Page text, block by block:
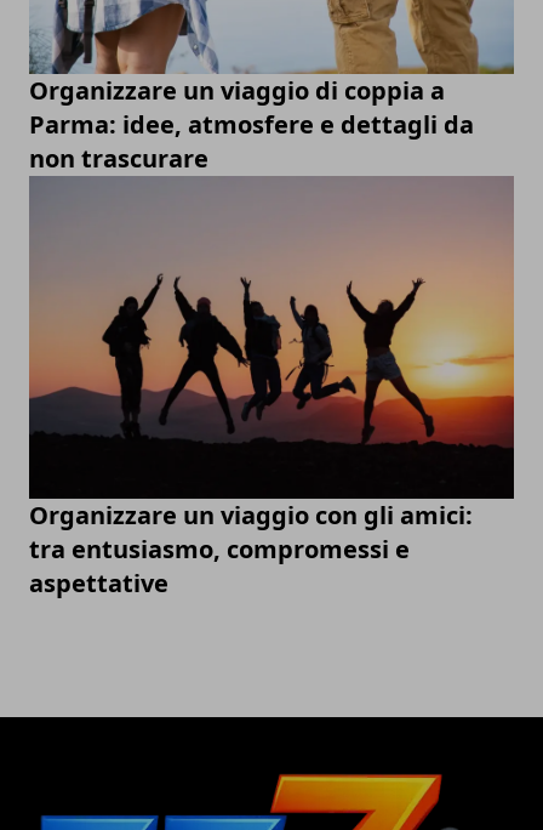
Organizzare un viaggio di coppia a
Parma: idee, atmosfere e dettagli da
non trascurare
Organizzare un viaggio con gli amici:
tra entusiasmo, compromessi e
aspettative